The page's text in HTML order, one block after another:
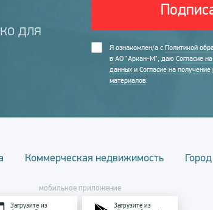
для
Я ознакомлен/а с Политикой
в АО "Аркан-М", даю Согласие
данных и Согласие на
материалов.
Коммерческая недвижимость Город
мобильное приложение
Загрузите из Загрузите из